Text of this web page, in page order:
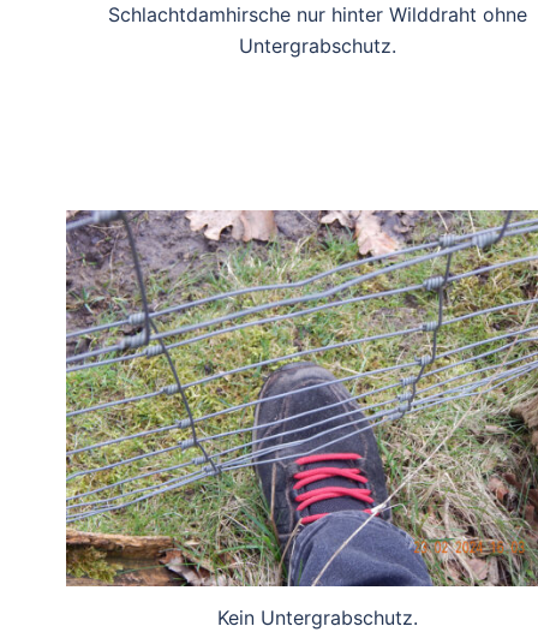
Schlachtdamhirsche nur hinter Wilddraht ohne
Untergrabschutz.
Kein Untergrabschutz.